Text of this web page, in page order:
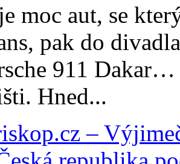
moc aut, se
pak do
911
Hned...